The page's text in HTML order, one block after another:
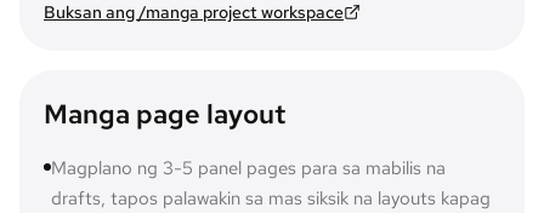
Buksan ang /manga project workspace
Manga page layout
Magplano ng 3-5 panel pages para sa mabilis na
drafts, tapos palawakin sa mas siksik na layouts kapag